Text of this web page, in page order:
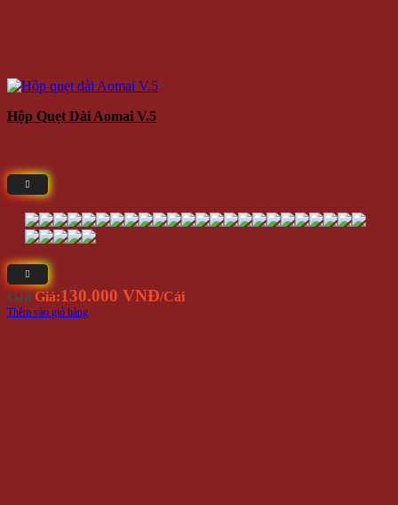
Hộp Quẹt Dài Aomai V.5
Giá Giá:130.000 VNĐ/Cái
Thêm vào giỏ hàng